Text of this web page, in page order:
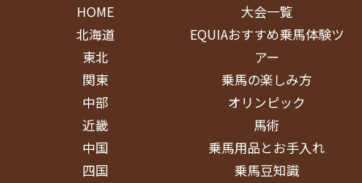
HOME
北海道
東北
関東
中部
近畿
中国
四国
大会一覧
EQUIAおすすめ乗馬体験ツ
アー
乗馬の楽しみ方
オリンピック
馬術
乗馬用品とお手入れ
乗馬豆知識